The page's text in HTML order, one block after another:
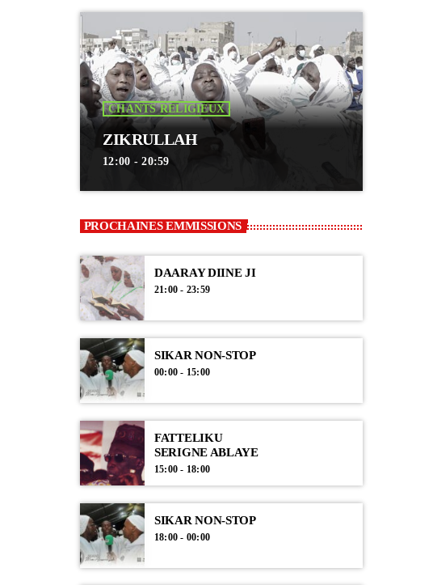
CHANTS RELIGIEUX
ZIKRULLAH
12:00 - 20:59
PROCHAINES EMMISSIONS
DAARAY DIINE JI
21:00 - 23:59
SIKAR NON-STOP
00:00 - 15:00
FATTELIKU
SERIGNE ABLAYE
15:00 - 18:00
SIKAR NON-STOP
18:00 - 00:00